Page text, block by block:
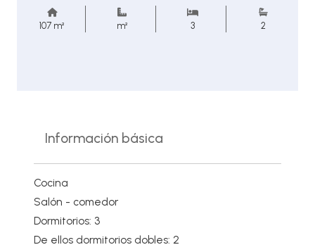
107 m² m² 3 2
Información básica
Cocina
Salón - comedor
Dormitorios: 3
De ellos dormitorios dobles: 2